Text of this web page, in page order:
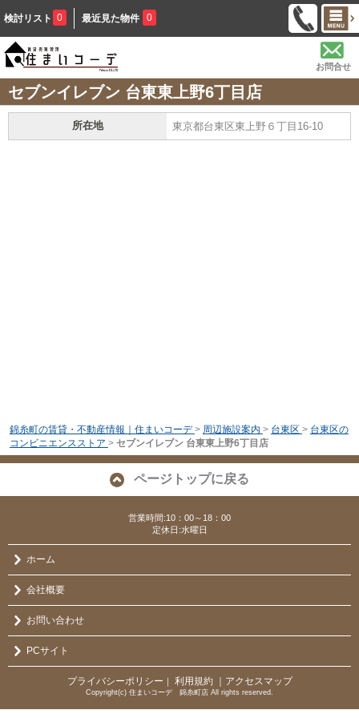
検討リスト 0 最近見た物件 0
お問合せ
セブンイレブン 台東東上野6丁目店
所在地 東京都台東区東上野６丁目16-10
錦糸町の賃貸・不動産情報｜住まいコーデ > 周辺施設案内 > 台東区 > 台東区の
コンビニエンスストア > セブンイレブン 台東東上野6丁目店
ページトップに戻る
営業時間:10：00～18：00
定休日:水曜日
ホーム
会社概要
お問い合わせ
PCサイト
プライバシーポリシー ｜ 利用規約 ｜アクセスマップ
Copyright(c) 住まいコーデ 錦糸町店 All rights reserved.